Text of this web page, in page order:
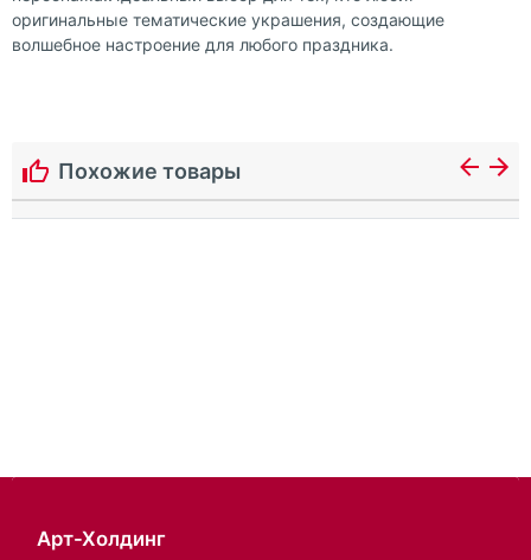
оригинальные тематические украшения, создающие
волшебное настроение для любого праздника.
Похожие товары
Арт-Холдинг